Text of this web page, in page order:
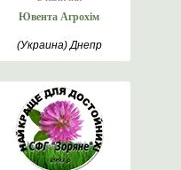
Ювента Агрохім
(Украина) Днепр